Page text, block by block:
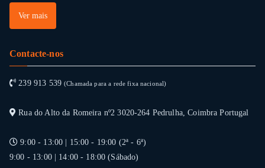
Ver mais
Contacte-nos
239 913 539(Chamada para a rede fixa nacional)
Rua do Alto da Romeira nº2 3020-264 Pedrulha, Coimbra Portugal
9:00 - 13:00 | 15:00 - 19:00 (2ª - 6ª)
9:00 - 13:00 | 14:00 - 18:00 (Sábado)